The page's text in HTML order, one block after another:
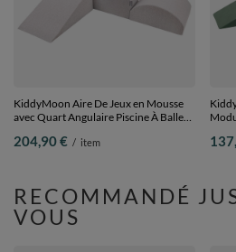
KiddyMoon Aire De Jeux en Mousse
avec Quart Angulaire Piscine À Balles
perle/gris/transparent/rose poudré,
204,90 € / item
RECOMMANDÉ
VOUS